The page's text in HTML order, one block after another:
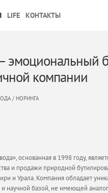
LIFE КОНТАКТЫ
эмоциональный
компании
/ НОРИНГА
основанная в 1998 году,
и продажи природной
и Урала. Компания обладает
научной базой, не имеющей